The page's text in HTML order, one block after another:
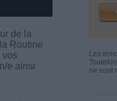
de la
Routine
vos
e ainsi
Les
ne sont